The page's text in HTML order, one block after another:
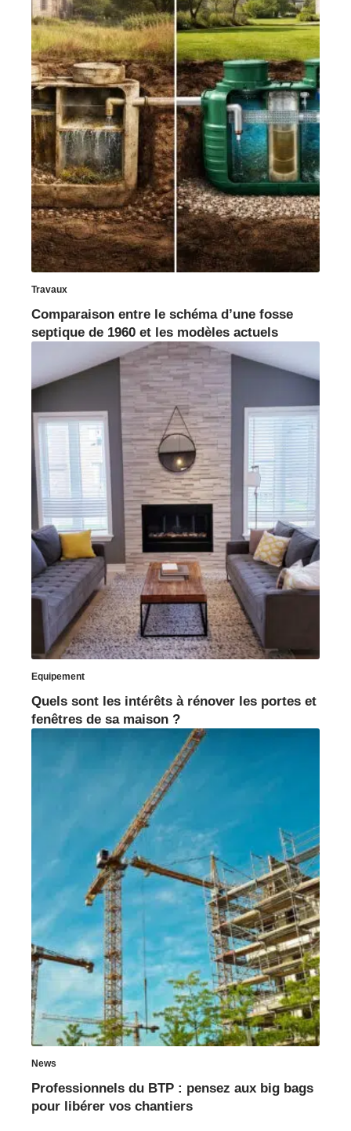
Travaux
Comparaison entre le schéma d’une fosse
septique de 1960 et les modèles actuels
Equipement
Quels sont les intérêts à rénover les portes et
fenêtres de sa maison ?
News
Professionnels du BTP : pensez aux big bags
pour libérer vos chantiers